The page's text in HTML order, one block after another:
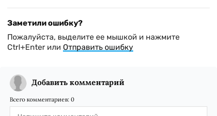
Заметили ошибку?
Пожалуйста, выделите ее мышкой и нажмите
Ctrl+Enter или Отправить ошибку
Добавить комментарий
Всего комментариев: 0